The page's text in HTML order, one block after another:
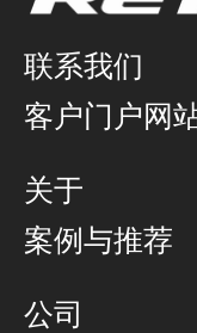
联系我们
客户门户网
关于
公司
案例与推荐
公司